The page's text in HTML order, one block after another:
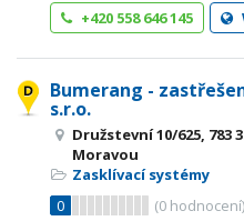
+420 558 646 145
Bumerang -
s.r.o.
Družstevní 10/625, 783
Moravou
Zasklívací systémy
0
(0 hodnocení)